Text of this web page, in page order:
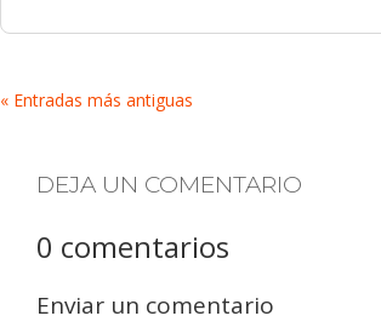
« Entradas más antiguas
DEJA UN COMENTARIO
0 comentarios
Enviar un comentario